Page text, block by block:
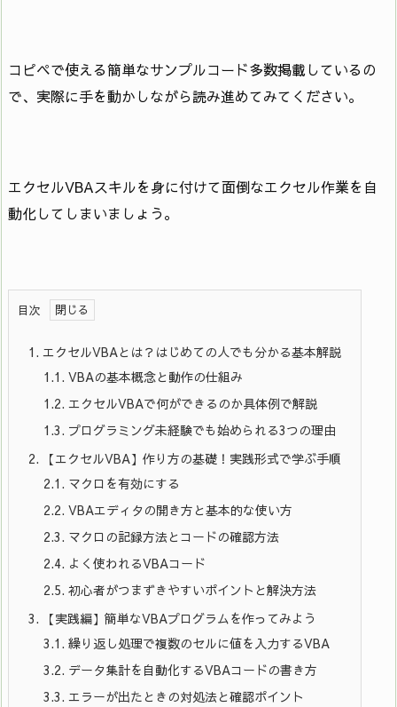
コピペで使える簡単なサンプルコード多数掲載しているの
で、実際に手を動かしながら読み進めてみてください。
エクセルVBAスキルを身に付けて面倒なエクセル作業を自
動化してしまいましょう。
目次
1. エクセルVBAとは？はじめての人でも分かる基本解説
1.1. VBAの基本概念と動作の仕組み
1.2. エクセルVBAで何ができるのか具体例で解説
1.3. プログラミング未経験でも始められる3つの理由
2. 【エクセルVBA】作り方の基礎！実践形式で学ぶ手順
2.1. マクロを有効にする
2.2. VBAエディタの開き方と基本的な使い方
2.3. マクロの記録方法とコードの確認方法
2.4. よく使われるVBAコード
2.5. 初心者がつまずきやすいポイントと解決方法
3. 【実践編】簡単なVBAプログラムを作ってみよう
3.1. 繰り返し処理で複数のセルに値を入力するVBA
3.2. データ集計を自動化するVBAコードの書き方
3.3. エラーが出たときの対処法と確認ポイント